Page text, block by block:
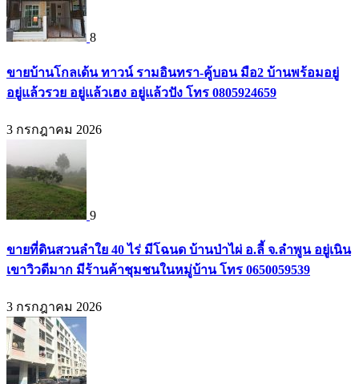
8
ขายบ้านโกลเด้น ทาวน์ รามอินทรา-คู้บอน มือ2 บ้านพร้อมอยู่
อยู่แล้วรวย อยู่แล้วเฮง อยู่แล้วปัง โทร 0805924659
3 กรกฎาคม 2026
9
ขายที่ดินสวนลำใย 40 ไร่ มีโฉนด บ้านป่าไผ่ อ.ลี้ จ.ลำพูน อยู่เนิน
เขาวิวดีมาก มีร้านค้าชุมชนในหมู่บ้าน โทร 0650059539
3 กรกฎาคม 2026